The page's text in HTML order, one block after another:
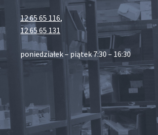
12 65 65 116,
12 65 65 131
poniedziałek – piątek 7:30 – 16:30